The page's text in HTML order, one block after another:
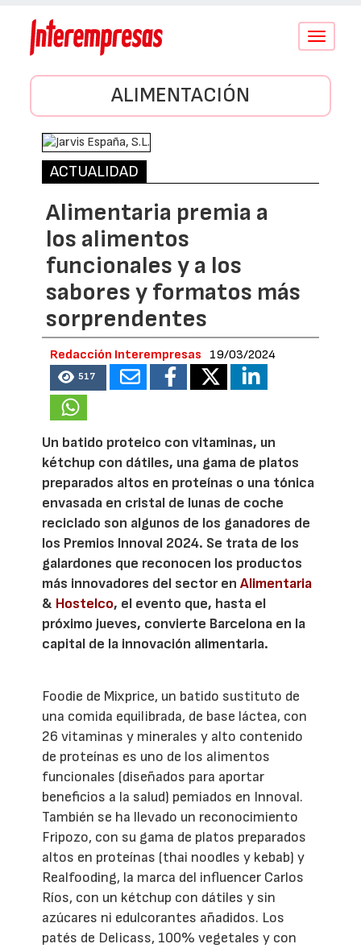
Conmutar
ALIMENTACIÓN
ACTUALIDAD
Alimentaria premia a
los alimentos
funcionales y a los
sabores y formatos más
sorprendentes
Redacción Interempresas 19/03/2024
517
Un batido proteico con vitaminas, un
kétchup con dátiles, una gama de platos
preparados altos en proteínas o una tónica
envasada en cristal de lunas de coche
reciclado son algunos de los ganadores de
los Premios Innoval 2024. Se trata de los
galardones que reconocen los productos
más innovadores del sector enAlimentaria
& Hostelco, el evento que, hasta el
próximo jueves, convierte Barcelona en la
capital de la innovación alimentaria.
Foodie de Mixprice, un batido sustituto de
una comida equilibrada, de base láctea, con
26 vitaminas y minerales y alto contenido
de proteínas es uno de los alimentos
funcionales (diseñados para aportar
beneficios a la salud) pemiados en Innoval.
También se ha llevado un reconocimiento
Fripozo, con su gama de platos preparados
altos en proteínas (thai noodles y kebab) y
Realfooding, la marca del influencer Carlos
Ríos, con un kétchup con dátiles y sin
azúcares ni edulcorantes añadidos. Los
patés de Delicass, 100% vegetales y con